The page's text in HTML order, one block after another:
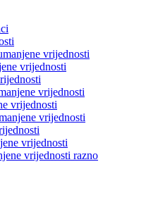
vrijednosti
vrijednosti
vrijednosti
vrijednosti
vrijednosti
vrijednosti
vrijednosti razno